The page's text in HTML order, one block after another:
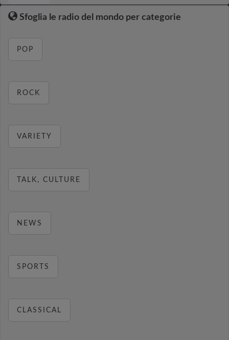
Sfoglia le radio del mondo per categorie
POP
ROCK
VARIETY
TALK, CULTURE
NEWS
SPORTS
CLASSICAL